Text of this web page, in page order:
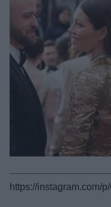
https://instagram.com/